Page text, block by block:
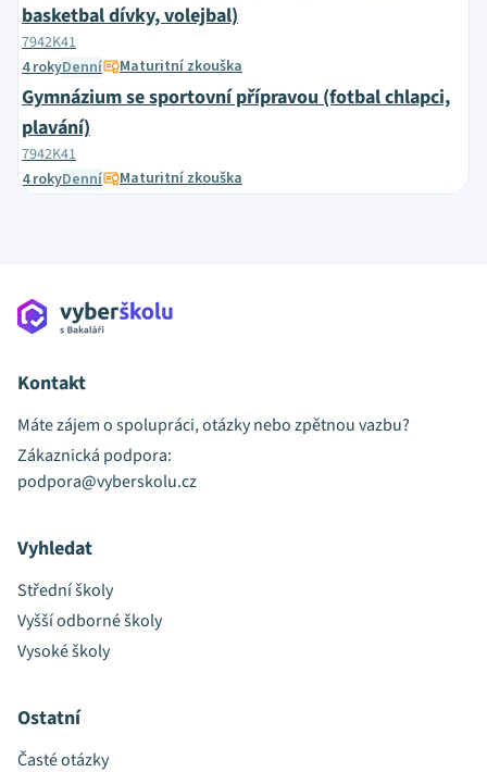
basketbal dívky, volejbal)
7942K41
4 rokyDenní Maturitní zkouška
Gymnázium se sportovní přípravou (fotbal chlapci,
plavání)
7942K41
4 rokyDenní Maturitní zkouška
Kontakt
Máte zájem o spolupráci, otázky nebo zpětnou vazbu?
Zákaznická podpora:
podpora@vyberskolu.cz
Vyhledat
Střední školy
Vyšší odborné školy
Vysoké školy
Ostatní
Časté otázky